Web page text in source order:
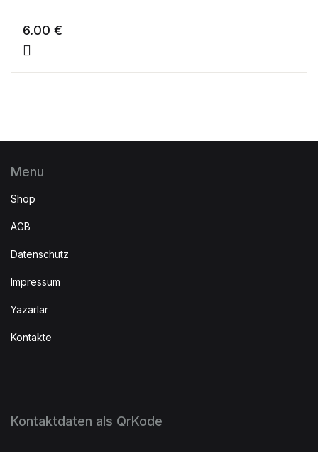
6.00 €
Menu
Shop
AGB
Datenschutz
Impressum
Yazarlar
Kontakte
Kontaktdaten als QrKode